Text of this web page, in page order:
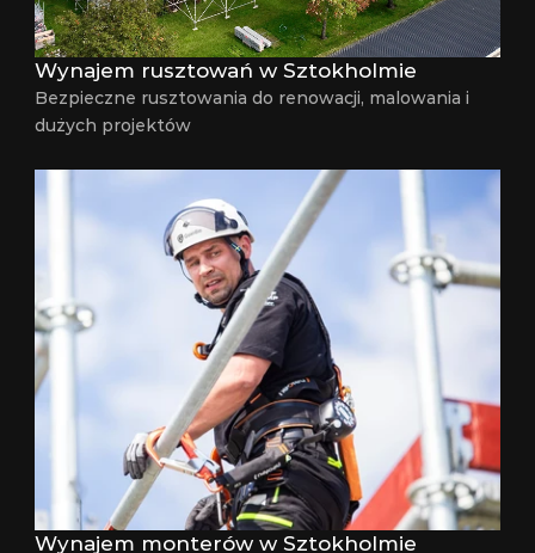
Wynajem rusztowań w Sztokholmie
Bezpieczne rusztowania do renowacji, malowania i
dużych projektów
Wynajem monterów w Sztokholmie